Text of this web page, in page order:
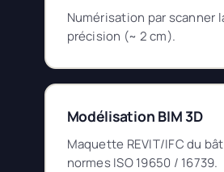
Numérisation par scanner
précision (~ 2 cm).
Modélisation BIM 3D
Maquette REVIT/IFC du
normes ISO 19650 / 16739.